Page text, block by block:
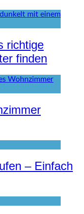
richtige
finden
– Einfach